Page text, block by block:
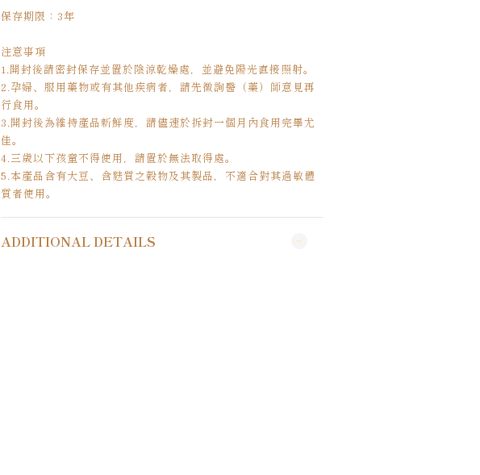
保存期限：3年
注意事項
1.開封後請密封保存並置於陰涼乾燥處，並避免陽光直接照射。
2.孕婦、服用藥物或有其他疾病者，請先徵詢醫（藥）師意見再
行食用。
3.開封後為維持產品新鮮度，請儘速於拆封一個月內食用完畢尤
佳。
4.三歲以下孩童不得使用，請置於無法取得處。
5.本產品含有大豆、含麩質之穀物及其製品，不適合對其過敏體
質者使用。
ADDITIONAL DETAILS